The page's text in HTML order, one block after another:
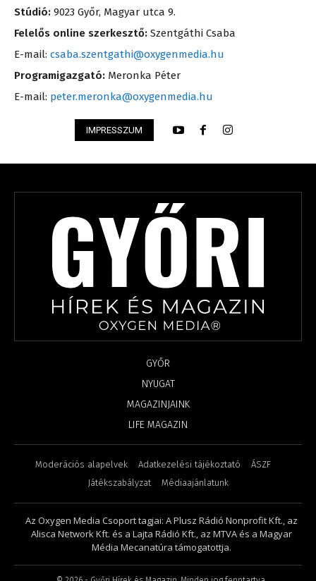
Stúdió: 9023 Győr, Magyar utca 9.
Felelős online szerkesztő: Szentgáthi Csaba
E-mail: csaba.szentgathi@oxygenmedia.hu
Programigazgató: Meronka Péter
E-mail: peter.meronka@oxygenmedia.hu
IMPRESSZUM
GYŐR
NYUGAT
MAGAZINJAINK
LIFE MAGAZIN
Moderációs alapelvek Adatkezelési tájékoztató
ÁSZF
Játékszabályzat
Médiaajánlatunk
Az Oxygen Media Csoport tagjai: A Plusz Rádió Nonprofit Kft., az
Alisca Network Kft. és a Lajta Rádió Kft., az MTVA és a Magyar
Média Mecanatúra támogatottja.